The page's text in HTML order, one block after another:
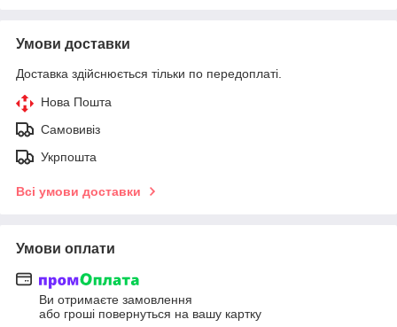
Умови доставки
Доставка здійснюється тільки по передоплаті.
Нова Пошта
Самовивіз
Укрпошта
Всі умови доставки
Умови оплати
Ви отримаєте замовлення
або гроші повернуться на вашу картку